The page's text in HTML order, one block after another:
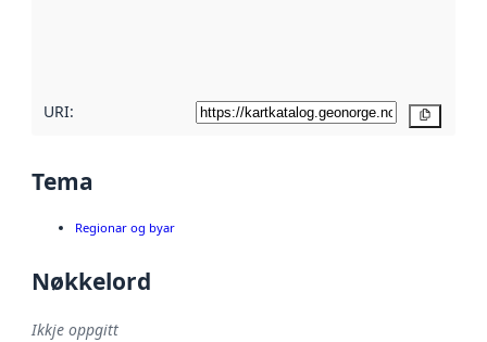
URI:
Tema
Regionar og byar
Nøkkelord
Ikkje oppgitt